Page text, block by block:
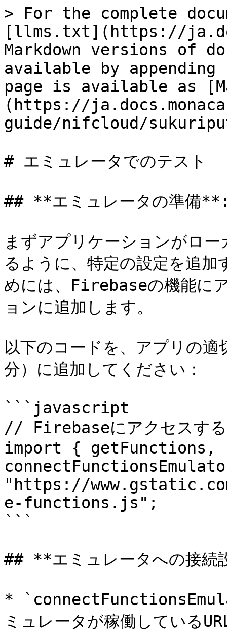
> For the complete
[llms.txt](https://
Markdown versions of
available by
page is available as
(https://
guide/nifcloud/
# エミュレータでのテスト
## **エミュレータの準備
まずアプリケーションがロ
るように、特定の設定を追
めには、Firebaseの機能に
ョンに追加します。
以下のコードを、アプリの
分）に追加してください：
```javascript
// Firebaseにアクセスする
import { getFunctions,
"https://
e-functions.js";
```
## **エミュレータへの接
*
ミュレータが稼働している